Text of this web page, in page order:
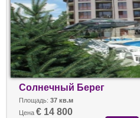
Солнечный Берег
Площадь: 37 кв.м
Цена € 14 800